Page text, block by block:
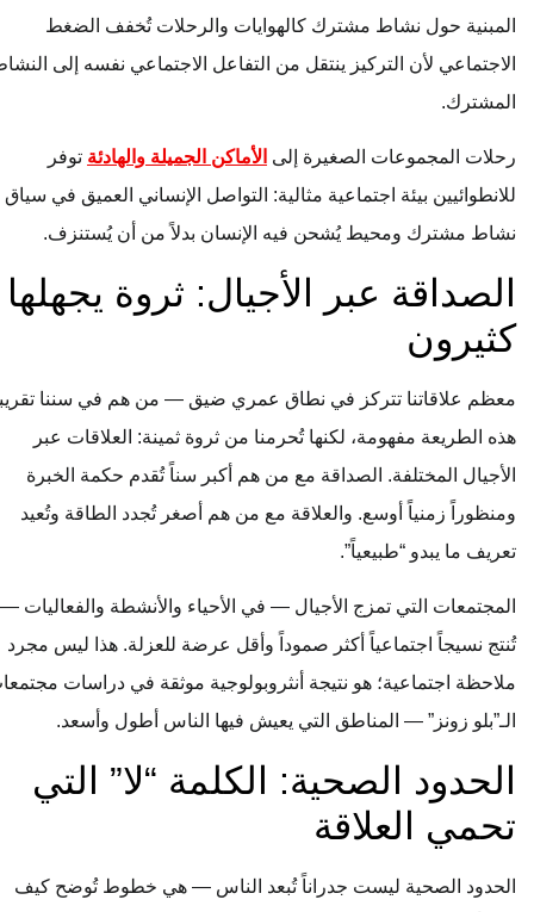
المبنية حول نشاط مشترك كالهوايات والرحلات تُخفف الضغط
الاجتماعي لأن التركيز ينتقل من التفاعل الاجتماعي نفسه إلى النشاط
المشترك.
رحلات المجموعات الصغيرة إلىالأماكن الجميلة والهادئةتوفر
للانطوائيين بيئة اجتماعية مثالية: التواصل الإنساني العميق في سياق
نشاط مشترك ومحيط يُشحن فيه الإنسان بدلاً من أن يُستنزف.
الصداقة عبر الأجيال: ثروة يجهلها
كثيرون
معظم علاقاتنا تتركز في نطاق عمري ضيق — من هم في سننا تقريباً.
هذه الطريعة مفهومة، لكنها تُحرمنا من ثروة ثمينة: العلاقات عبر
الأجيال المختلفة. الصداقة مع من هم أكبر سناً تُقدم حكمة الخبرة
ومنظوراً زمنياً أوسع. والعلاقة مع من هم أصغر تُجدد الطاقة وتُعيد
تعريف ما يبدو “طبيعياً”.
المجتمعات التي تمزج الأجيال — في الأحياء والأنشطة والفعاليات —
تُنتج نسيجاً اجتماعياً أكثر صموداً وأقل عرضة للعزلة. هذا ليس مجرد
ملاحظة اجتماعية؛ هو نتيجة أنثروبولوجية موثقة في دراسات مجتمعات
الـ”بلو زونز” — المناطق التي يعيش فيها الناس أطول وأسعد.
الحدود الصحية: الكلمة “لا” التي
تحمي العلاقة
الحدود الصحية ليست جدراناً تُبعد الناس — هي خطوط تُوضح كيف